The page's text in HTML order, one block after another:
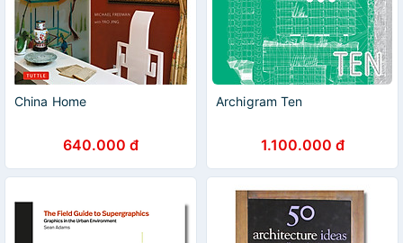
China Home
640.000 đ
Archigram Ten
1.100.000 đ